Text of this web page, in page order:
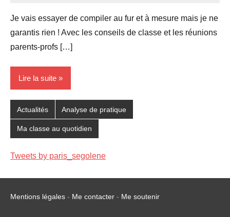
Je vais essayer de compiler au fur et à mesure mais je ne
garantis rien ! Avec les conseils de classe et les réunions
parents-profs […]
Lire la suite
Actualités Analyse de pratique
Ma classe au quotidien
Tweets by paris_segolene
Mentions légales - Me contacter - Me soutenir